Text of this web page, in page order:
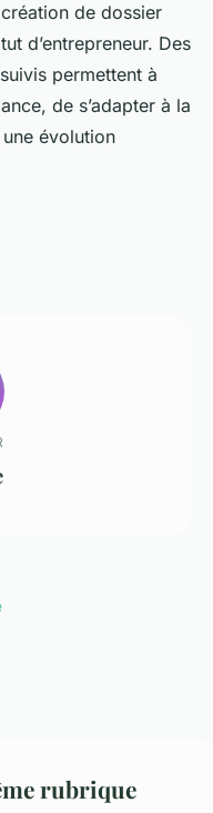
de dossier
d’entrepreneur. Des
permettent à
de s’adapter à la
évolution
rubrique